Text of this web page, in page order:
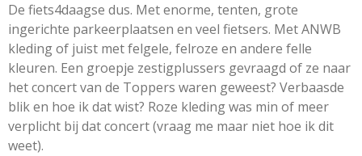
De fiets4daagse dus. Met enorme, tenten, grote
ingerichte parkeerplaatsen en veel fietsers. Met ANWB
kleding of juist met felgele, felroze en andere felle
kleuren. Een groepje zestigplussers gevraagd of ze naar
het concert van de Toppers waren geweest? Verbaasde
blik en hoe ik dat wist? Roze kleding was min of meer
verplicht bij dat concert (vraag me maar niet hoe ik dit
weet).